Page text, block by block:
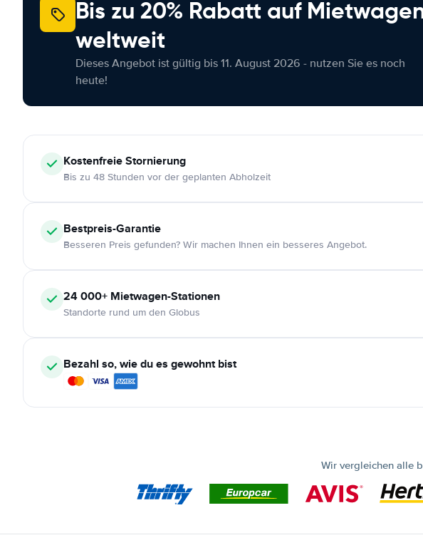
Bis zu 20% Rabatt auf
weltweit
Dieses Angebot ist gültig bis 11. August 2026 - nutzen Sie es noch
heute!
KostenfreieStornierung
Bis zu 48 Stunden vor der geplanten Abholzeit
Bestpreis-Garantie
Besseren Preis gefunden? Wir machen Ihnen ein besseres Angebot.
24 000+ Mietwagen-Stationen
Standorte rund um den Globus
Bezahl so, wie du es gewohnt bist
Wir vergleichen alle